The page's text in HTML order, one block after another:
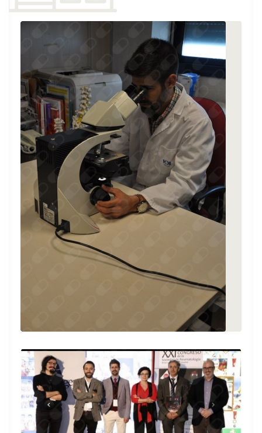
Me ha mandado unas pruebas y enseguida
me las hice pero la siguiente cita me la dan
con un mes, a pesar de ser privada.
Paciente
El doctor ha sido muy dedicado a conocer
mi historial en la consulta y me ha brindado
detalles de mi diagnostico actual. Seguire el
tratamiento de mi enfermedad con él.
Minucioso en los detalles, explicaciones
cercanas y comprensibles, cariño por el
paciente. Sin duda el mejor especialista en
reumatología que he encontrado para tratar
a mi madre
Paciente
La claridad de sus explicaciones y el crédito